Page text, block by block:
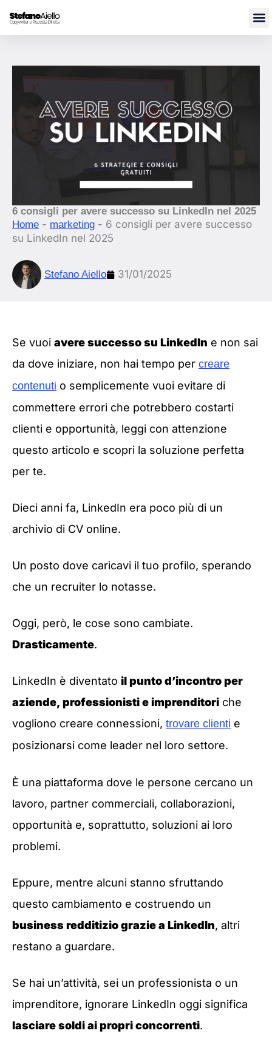
contenuto
6 consigli per avere successo su LinkedIn nel 2025
Home - marketing - 6 consigli per avere successo
su LinkedIn nel 2025
Stefano Aiello 31/01/2025
Se vuoi avere successo su LinkedIn e non sai
da dove iniziare, non hai tempo per creare
contenuti o semplicemente vuoi evitare di
commettere errori che potrebbero costarti
clienti e opportunità, leggi con attenzione
questo articolo e scopri la soluzione perfetta
per te.
Dieci anni fa, LinkedIn era poco più di un
archivio di CV online.
Un posto dove caricavi il tuo profilo, sperando
che un recruiter lo notasse.
Oggi, però, le cose sono cambiate.
Drasticamente.
LinkedIn è diventato il punto d’incontro per
aziende, professionisti e imprenditori che
vogliono creare connessioni, trovare clienti e
posizionarsi come leader nel loro settore.
È una piattaforma dove le persone cercano un
lavoro, partner commerciali, collaborazioni,
opportunità e, soprattutto, soluzioni ai loro
problemi.
Eppure, mentre alcuni stanno sfruttando
questo cambiamento e costruendo un
business redditizio grazie a LinkedIn, altri
restano a guardare.
Se hai un’attività, sei un professionista o un
imprenditore, ignorare LinkedIn oggi significa
lasciare soldi ai propri concorrenti.